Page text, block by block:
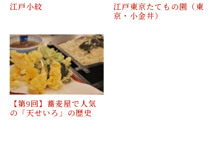
江戸小紋
江戸東京たてもの園（東
京・小金井）
【第9回】蕎麦屋で人気
の「天せいろ」の歴史